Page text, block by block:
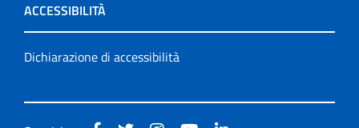
ACCESSIBILITÀ
Dichiarazione di accessibilità